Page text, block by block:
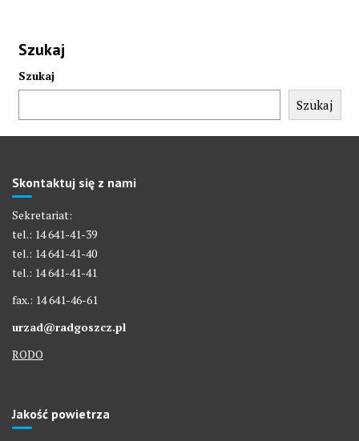
Szukaj
Szukaj
Szukaj
Skontaktuj się z nami
Sekretariat:
tel.: 14 641-41-39
tel.: 14 641-41-40
tel.: 14 641-41-41
fax.: 14 641-46-61
urzad@radgoszcz.pl
RODO
Jakość powietrza